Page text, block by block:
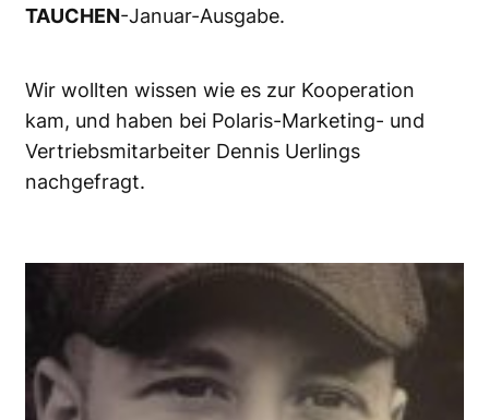
TAUCHEN-Januar-Ausgabe.
Wir wollten wissen wie es zur Kooperation
kam, und haben bei Polaris-Marketing- und
Vertriebsmitarbeiter Dennis Uerlings
nachgefragt.